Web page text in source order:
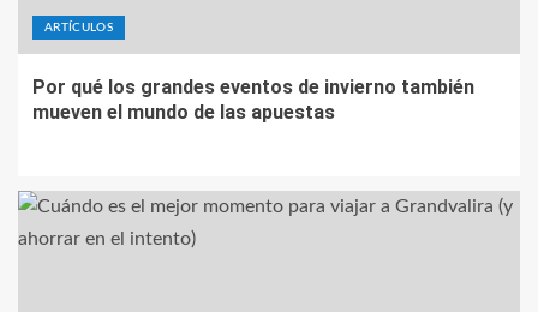
ARTÍCULOS
Por qué los grandes eventos de invierno también
mueven el mundo de las apuestas